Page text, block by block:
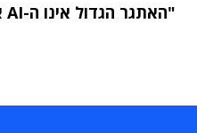
"האתגר הגדול אינו ה-AI אלא הטמעתה בארגון"